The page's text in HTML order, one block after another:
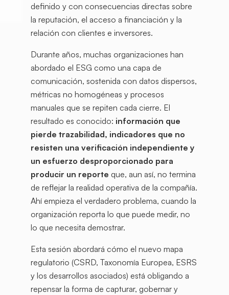
definido y con consecuencias directas sobre
la reputación, el acceso a financiación y la
relación con clientes e inversores.
Durante años, muchas organizaciones han
abordado el ESG como una capa de
comunicación, sostenida con datos dispersos,
métricas no homogéneas y procesos
manuales que se repiten cada cierre. El
resultado es conocido: información que
pierde trazabilidad, indicadores que no
resisten una verificación independiente y
un esfuerzo desproporcionado para
producir un reporte que, aun así, no termina
de reflejar la realidad operativa de la compañía.
Ahí empieza el verdadero problema, cuando la
organización reporta lo que puede medir, no
lo que necesita demostrar.
Esta sesión abordará cómo el nuevo mapa
regulatorio (CSRD, Taxonomía Europea, ESRS
y los desarrollos asociados) está obligando a
repensar la forma de capturar, gobernar y